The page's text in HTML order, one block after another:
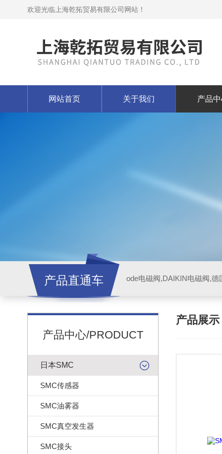
欢迎光临上海乾拓贸易有限公司网站！
网站首页 关于我们 产品
产品直通车 ode电磁阀,DAIKIN电磁阀,
产品中心/PRODUCT
日本SMC
SMC传感器
SMC油雾器
SMC真空发生器
SMC接头
产品展示